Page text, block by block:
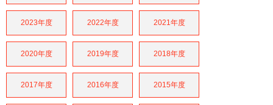
2023年度 2022年度 2021年度
2020年度 2019年度 2018年度
2017年度 2016年度 2015年度